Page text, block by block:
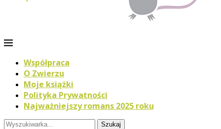
Współpraca
O Zwierzu
Moje książki
Polityka Prywatności
Najważniejszy romans 2025 roku
Szukaj